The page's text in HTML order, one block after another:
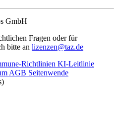
GmbH
Fragen oder für
bitte an lizenzen@taz.de
Richtlinien KI-Leitlinie
AGB Seitenwende